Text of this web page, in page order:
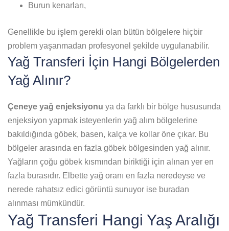
Burun kenarları,
Genellikle bu işlem gerekli olan bütün bölgelere hiçbir
problem yaşanmadan profesyonel şekilde uygulanabilir.
Yağ Transferi İçin Hangi Bölgelerden
Yağ Alınır?
Çeneye yağ enjeksiyonu ya da farklı bir bölge hususunda
enjeksiyon yapmak isteyenlerin yağ alım bölgelerine
bakıldığında göbek, basen, kalça ve kollar öne çıkar. Bu
bölgeler arasında en fazla göbek bölgesinden yağ alınır.
Yağların çoğu göbek kısmından biriktiği için alınan yer en
fazla burasıdır. Elbette yağ oranı en fazla neredeyse ve
nerede rahatsız edici görüntü sunuyor ise buradan
alınması mümkündür.
Yağ Transferi Hangi Yaş Aralığı